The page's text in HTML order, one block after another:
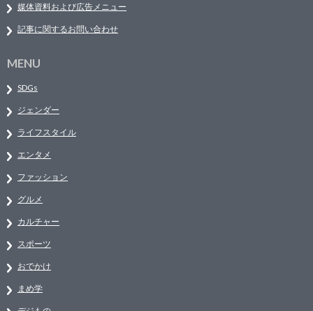
媒体資料および広告メニュー
記事に関するお問い合わせ
MENU
SDGs
ジェンダー
ライフスタイル
エンタメ
ファッション
グルメ
カルチャー
スポーツ
おでかけ
まめ学